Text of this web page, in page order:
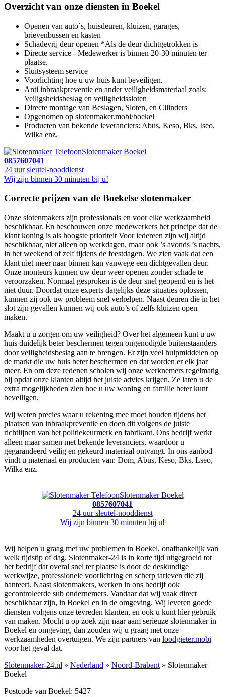
Overzicht van onze diensten in Boekel
Openen van auto`s, huisdeuren, kluizen, garages,
brievenbussen en kasten
Schadevrij deur openen *Als de deur dichtgetrokken is
Directe service - Medewerker is binnen 20-30 minuten ter
plaatse.
Sluitsysteem service
Voorlichting hoe u uw huis kunt beveiligen.
Anti inbraakpreventie en ander veiligheidsmateriaal zoals:
Veiligsheidsbeslag en veiligheidssloten
Directe montage van Beslagen, Sloten, en Cilinders
Opgenomen op slotenmaker.mobi/boekel
Producten van bekende leveranciers: Abus, Keso, Bks, Iseo,
Wilka enz.
Slotenmaker Boekel
0857607041
24 uur sleutel-nooddienst
Wij zijn binnen 30 minuten bij u!
Correcte prijzen van de Boekelse slotenmaker
Onze slotenmakers zijn professionals en voor elke werkzaamheid
beschikbaar. Én beschouwen onze medewerkers het principe dat de
klant koning is als hoogste prioriteit Voor iedereen zijn wij altijd
beschikbaar, niet alleen op werkdagen, maar ook ’s avonds ’s nachts,
in het weekend of zelf tijdens de feestdagen. We zien vaak dat een
klant niet meer naar binnen kan vanwege een dichtgevallen deur.
Onze monteurs kunnen uw deur weer openen zonder schade te
veroorzaken. Normaal gesproken is de deur snel geopend en is het
niet duur. Doordat onze experts dagelijks deze situaties oplossen,
kunnen zij ook uw probleem snel verhelpen. Naast deuren die in het
slot zijn gevallen kunnen wij ook auto’s of zelfs kluizen open
maken.
Maakt u u zorgen om uw veiligheid? Over het algemeen kunt u uw
huis duidelijk beter beschermen tegen ongenodigde buitenstaanders
door veiligheidsbeslag aan te brengen. Er zijn veel hulpmiddelen op
de markt die uw huis beter beschermen en dat worden er elk jaar
meer. En om deze redenen scholen wij onze werknemers regelmatig
bij opdat onze klanten altijd het juiste advies krijgen. Ze laten u de
extra mogelijkheden zien hoe u uw woning en familie beter kunt
beveiligen.
Wij weten precies waar u rekening mee moet houden tijdens het
plaatsen van inbraakpreventie en doen dit volgens de juiste
richtlijnen van het politiekeurmerk en fabrikant. Ons bedrijf werkt
alleen maar samen met bekende leveranciers, waardoor u
gegarandeerd veilig en gekeurd materiaal ontvangt. In ons aanbod
vindt u materiaal en producten van: Dom, Abus, Keso, Bks, Lseo,
Wilka enz.
Slotenmaker Boekel
0857607041
24 uur sleutel-nooddienst
Wij zijn binnen 30 minuten bij u!
Wij helpen u graag met uw problemen in Boekel, onafhankelijk van
welk tijdstip of dag. Slotenmaker-24 is in korte tijd uitgegroeid tot
het bedrijf dat overal snel ter plaatse is door de deskundige
werkwijze, professionele voorlichting en scherp tarieven die zij
hanteert. Naast slotenmakers, werken in ons bedrijf ook
gecontroleerde sub ondernemers. Vandaar dat wij vaak direct
beschikbaar zijn, in Boekel en in de omgeving. Wij leveren goede
diensten volgens onze tevreden klanten, en ook u kunt hier gebruik
van maken. Mocht u op zoek zijn naar aam serieuze slotenmaker in
Boekel en omgeving, dan zouden wij u graag met onze
werkzaamheden overtuigen. We zijn partners van loodgieter.mobi
voor het geval dat.
Slotenmaker-24.nl » Nederland » Noord-Brabant » Slotenmaker
Boekel
Postcode van Boekel: 5427